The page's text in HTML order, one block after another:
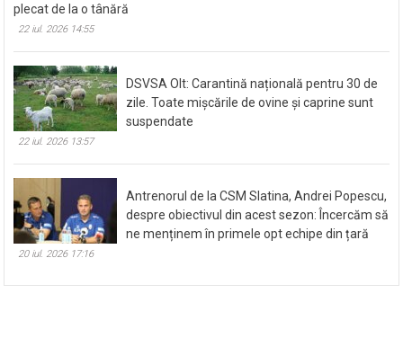
plecat de la o tânără
22 iul. 2026 14:55
DSVSA Olt: Carantină națională pentru 30 de
zile. Toate mișcările de ovine și caprine sunt
suspendate
22 iul. 2026 13:57
Antrenorul de la CSM Slatina, Andrei Popescu,
despre obiectivul din acest sezon: Încercăm să
ne menținem în primele opt echipe din țară
20 iul. 2026 17:16